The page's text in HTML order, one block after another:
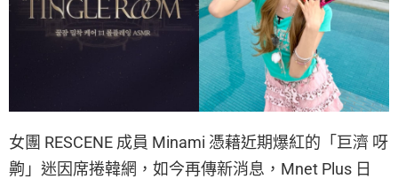
女團 RESCENE 成員 Minami 憑藉近期爆紅的「巨濟 呀
齁」迷因席捲韓網，如今再傳新消息，Mnet Plus 日